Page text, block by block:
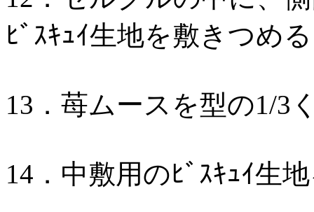
ﾋﾞｽｷｭｲ生地を敷きつめ
13．苺ムースを型の1/3
14．中敷用のﾋﾞｽｷｭｲ生